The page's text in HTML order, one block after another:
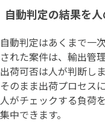
自動判定の結果を
自動判定はあくまで一
された案件は、輸出管
出荷可否は人が判断し
そのまま出荷プロセス
人がチェックする負荷
集中できます。